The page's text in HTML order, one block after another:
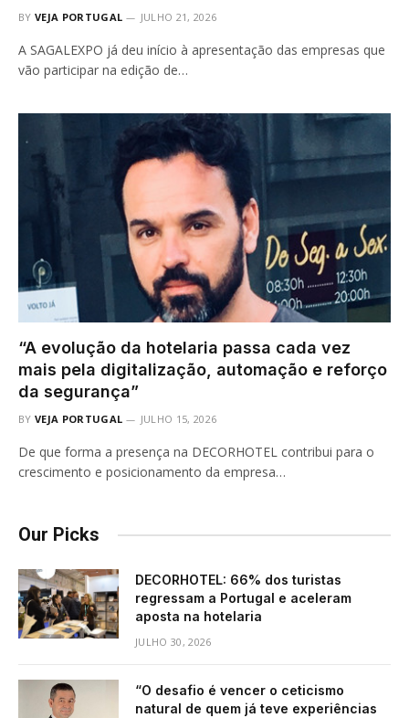
BY VEJA PORTUGAL JULHO 21, 2026
A SAGALEXPO já deu início à apresentação das empresas que
vão participar na edição de…
“A evolução da hotelaria passa cada vez
mais pela digitalização, automação e reforço
da segurança”
BY VEJA PORTUGAL JULHO 15, 2026
De que forma a presença na DECORHOTEL contribui para o
crescimento e posicionamento da empresa…
Our Picks
DECORHOTEL: 66% dos turistas
regressam a Portugal e aceleram
aposta na hotelaria
JULHO 30, 2026
“O desafio é vencer o ceticismo
natural de quem já teve experiências